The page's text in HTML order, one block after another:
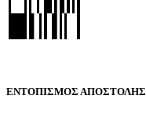
ΕΝΤΟΠΙΣΜΟΣ ΑΠΟΣΤΟΛΗΣ